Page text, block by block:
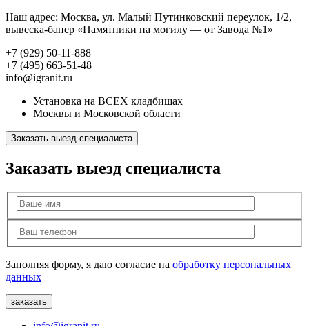
Наш адрес: Москва, ул. Малый Путинковский переулок, 1/2,
вывеска-банер «Памятники на могилу — от Завода №1»
+7 (929) 50-11-888
+7 (495) 663-51-48
info@igranit.ru
Установка на ВСЕХ кладбищах
Москвы и Московской области
Заказать выезд специалиста
Заказать выезд специалиста
Заполняя форму, я даю согласие на обработку персональных
данных